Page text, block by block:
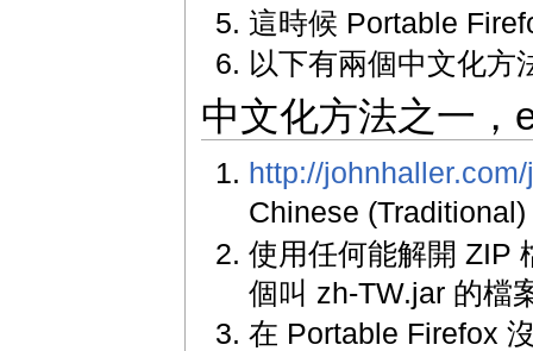
這時候 Portable
以下有兩個中文化方
中文化方法之一，
http://
Chinese
使用任何能解開 ZIP
個叫 zh-TW.jar 的檔
在 Portable Firefox